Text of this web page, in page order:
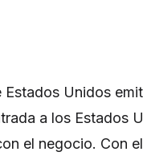
Estados Unidos
a los Estados
el negocio. Con